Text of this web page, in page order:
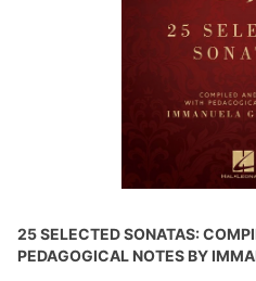
25 SELECTED SONATAS:
PEDAGOGICAL NOTES BY